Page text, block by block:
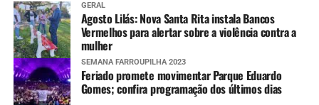
GERAL
Agosto Lilás: Nova Santa Rita instala Bancos
Vermelhos para alertar sobre a violência contra a
mulher
SEMANA FARROUPILHA 2023
Feriado promete movimentar Parque Eduardo
Gomes; confira programação dos últimos dias